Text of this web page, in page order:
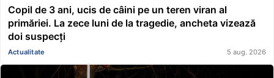
Copil de 3 ani, ucis de câini pe un teren viran al
primăriei. La zece luni de la tragedie, ancheta vizează
doi suspecți
Actualitate 5 aug. 2026